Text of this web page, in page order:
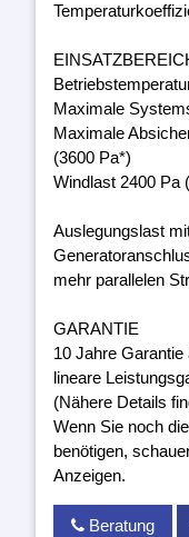
Maximale
Maximale
(3600 Pa*)
Windlast 2400 Pa
Auslegungslast
mehr parallelen
GARANTIE
10 Jahre Garantie
lineare
(Nähere Details
Wenn Sie noch
benötigen,
Anzeigen.
Beratung